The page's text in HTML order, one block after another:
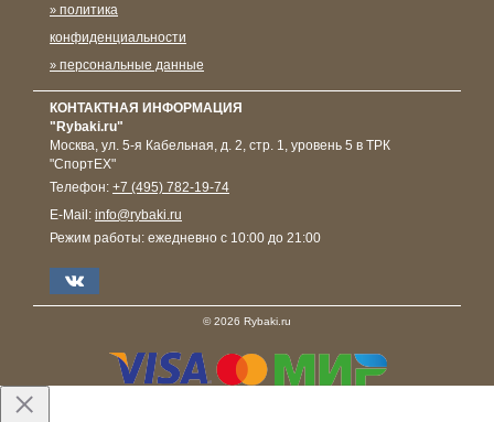
политика
конфиденциальности
персональные данные
КОНТАКТНАЯ ИНФОРМАЦИЯ
"Rybaki.ru"
Москва, ул. 5-я Кабельная, д. 2, стр. 1, уровень 5 в ТРК
"СпортЕХ"
Телефон: +7 (495) 782-19-74
E-Mail: info@rybaki.ru
Режим работы: ежедневно с 10:00 до 21:00
© 2026 Rybaki.ru